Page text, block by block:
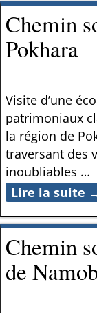
Chemin
Pokhara
Visite d’une
patrimoniaux
la région de
traversant des
inoubliables …
Lire la suite
Chemin
de